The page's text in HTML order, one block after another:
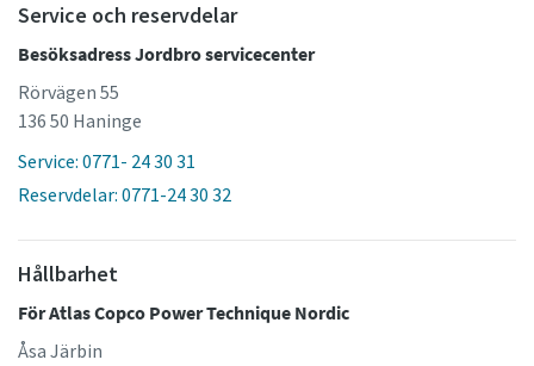
Service och reservdelar
Besöksadress Jordbro servicecenter
Rörvägen 55
136 50 Haninge
Service: 0771- 24 30 31
Reservdelar: 0771-24 30 32
Hållbarhet
För Atlas Copco Power Technique Nordic
Åsa Järbin